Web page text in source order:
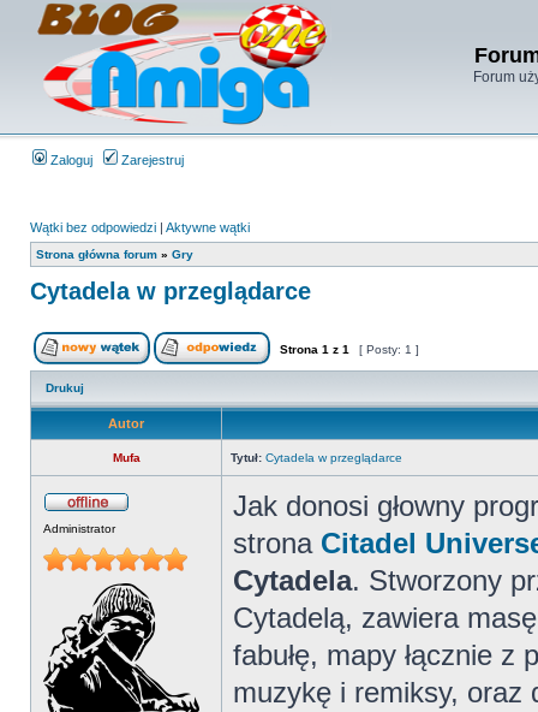
Forum
Zaloguj Zarejestruj
Wątki bez odpowiedzi | Aktywne wątki
Strona główna forum » Gry
Cytadela w przeglądarce
Strona 1 z 1 [ Posty: 1 ]
Drukuj
Autor
Mufa Tytuł: Cytadela w przeglądarce
Administrator
Jak donosi głowny
strona Citadel
Cytadela. Stworzony
Cytadelą, zawiera
fabułę, mapy łącznie
muzykę i remiksy, oraz